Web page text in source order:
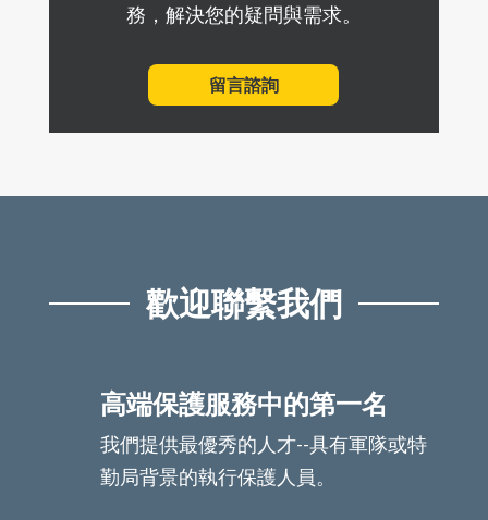
務，解決您的疑問與需求。
留言諮詢
歡迎聯繫我們
高端保護服務中的第一名
我們提供最優秀的人才--具有軍隊或特
勤局背景的執行保護人員。